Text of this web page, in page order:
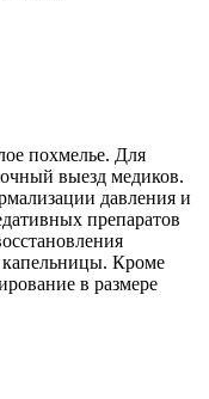
похмелье. Для
выезд медиков.
давления и
препаратов
капельницы. Кроме
в размере